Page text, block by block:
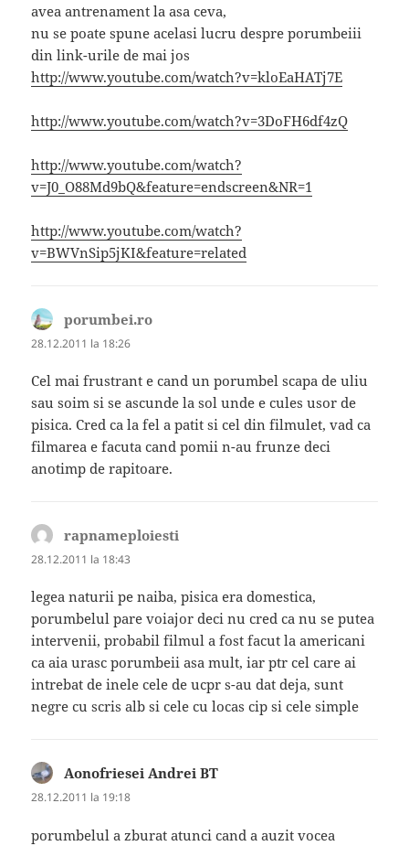
avea antrenament la asa ceva,
nu se poate spune acelasi lucru despre porumbeiii
din link-urile de mai jos
http://www.youtube.com/watch?v=kloEaHATj7E
http://www.youtube.com/watch?v=3DoFH6df4zQ
http://www.youtube.com/watch?
v=J0_O88Md9bQ&feature=endscreen&NR=1
http://www.youtube.com/watch?
v=BWVnSip5jKI&feature=related
porumbei.ro
28.12.2011 la 18:26
Cel mai frustrant e cand un porumbel scapa de uliu
sau soim si se ascunde la sol unde e cules usor de
pisica. Cred ca la fel a patit si cel din filmulet, vad ca
filmarea e facuta cand pomii n-au frunze deci
anotimp de rapitoare.
rapnameploiesti
28.12.2011 la 18:43
legea naturii pe naiba, pisica era domestica,
porumbelul pare voiajor deci nu cred ca nu se putea
intervenii, probabil filmul a fost facut la americani
ca aia urasc porumbeii asa mult, iar ptr cel care ai
intrebat de inele cele de ucpr s-au dat deja, sunt
negre cu scris alb si cele cu locas cip si cele simple
Aonofriesei Andrei BT
28.12.2011 la 19:18
porumbelul a zburat atunci cand a auzit vocea